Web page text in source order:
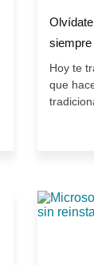
siempre
Hoy te
que